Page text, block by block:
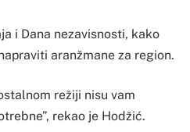
i Dana nezavisnosti, kako
aranžmane za region.
režiji nisu vam
rekao je Hodžić.